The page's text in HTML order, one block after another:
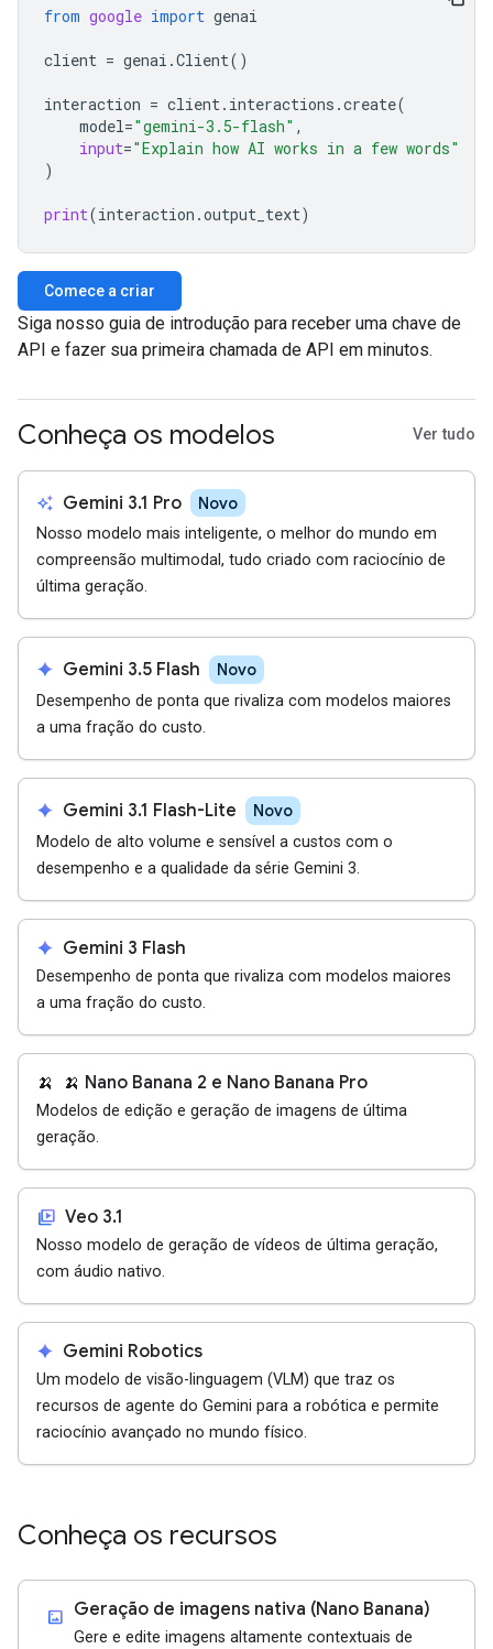
from google import genai
client = genai .Client()
interaction = client. interactions .create(
model="gemini-3.5-flash" ,
input="Explain how AI works in a few words"
)
print(interaction .output_text)
Comece a criar
Siga nosso guia de introdução para receber uma chave de
API e fazer sua primeira chamada de API em minutos.
Conheça os modelos Ver tudo
auto_awesome Gemini 3.1 Pro Novo
Nosso modelo mais inteligente, o melhor do mundo em
compreensão multimodal, tudo criado com raciocínio de
última geração.
spark Gemini 3.5 Flash Novo
Desempenho de ponta que rivaliza com modelos maiores
a uma fração do custo.
spark Gemini 3.1 Flash-Lite Novo
Modelo de alto volume e sensível a custos com o
desempenho e a qualidade da série Gemini 3.
spark Gemini 3 Flash
Desempenho de ponta que rivaliza com modelos maiores
a uma fração do custo.
🍌 🍌 Nano Banana 2 e Nano Banana Pro
Modelos de edição e geração de imagens de última
geração.
video_library Veo 3.1
Nosso modelo de geração de vídeos de última geração,
com áudio nativo.
spark Gemini Robotics
Um modelo de visão-linguagem (VLM) que traz os
recursos de agente do Gemini para a robótica e permite
raciocínio avançado no mundo físico.
Conheça os recursos
imagesmode Geração de imagens nativa (Nano Banana)
Gere e edite imagens altamente contextuais de